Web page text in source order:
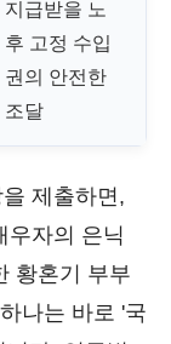
지급받을 노
후 고정 수입
권의 안전한
조달
제출하면,
우자의 은닉
황혼기 부부
나는 바로 '국